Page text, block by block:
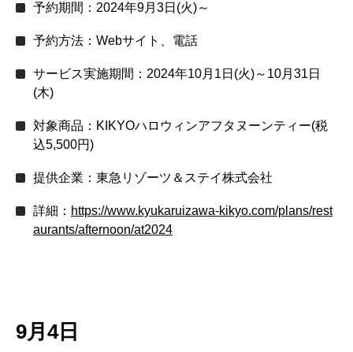
予約期間：2024年9月3日(火)～
予約方法：Webサイト、電話
サービス実施期間：2024年10月1日(火)～10月31日
(木)
対象商品：KIKYOハロウィンアフタヌーンティー(税
込5,500円)
提供企業：東急リゾーツ＆ステイ株式会社
詳細： https://www.kyukaruizawa-kikyo.com/plans/rest
aurants/afternoon/at2024
9月4日